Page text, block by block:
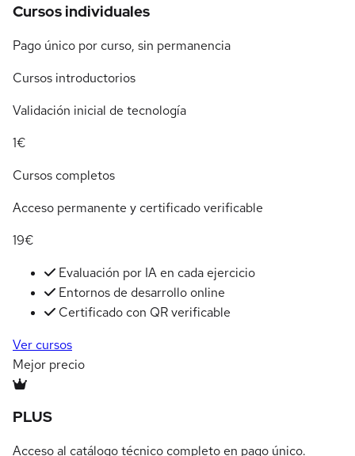
Cursos individuales
Pago único por curso, sin permanencia
Cursos introductorios
Validación inicial de tecnología
1€
Cursos completos
Acceso permanente y certificado verificable
19€
Evaluación por IA en cada ejercicio
Entornos de desarrollo online
Certificado con QR verificable
Ver cursos
Mejor precio
PLUS
Acceso al catálogo técnico completo en pago único.